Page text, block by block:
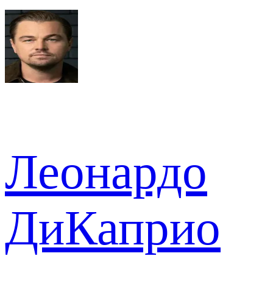
Леонардо
ДиКаприо